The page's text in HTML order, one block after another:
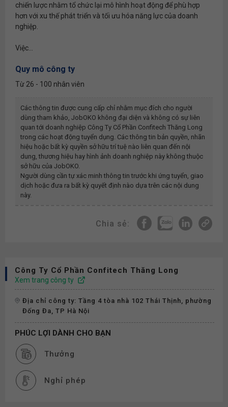
chiến lược nhằm tổ chức lại mô hình hoạt động để phù hợp
hơn với xu thế phát triển và tối ưu hóa năng lực của doanh
nghiệp.
Việc...
Quy mô công ty
Từ 26 - 100 nhân viên
Các thông tin được cung cấp chỉ nhằm mục đích cho người
dùng tham khảo, JobOKO không đại diện và không có sự liên
quan tới doanh nghiệp Công Ty Cổ Phần Confitech Thăng Long
trong các hoạt động tuyển dụng. Các thông tin bản quyền, nhãn
hiệu hoặc bất kỳ quyền sở hữu trí tuệ nào liên quan đến nội
dung, thương hiệu hay hình ảnh doanh nghiệp này không thuộc
sở hữu của JobOKO.
Người dùng cần tự xác minh thông tin trước khi ứng tuyển, giao
dịch hoặc đưa ra bất kỳ quyết định nào dựa trên các nội dung
này.
Chia sẻ:
Công Ty Cổ Phần Confitech Thăng Long
Xem trang công ty
Địa chỉ công ty: Tầng 4 tòa nhà 102 Thái Thịnh, phường
Đống Đa, TP Hà Nội
PHÚC LỢI DÀNH CHO BẠN
Thưởng
Nghỉ phép